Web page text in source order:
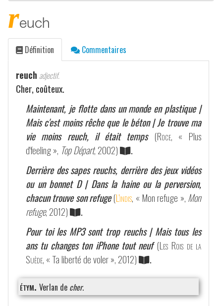
reuch
Définition Commentaires
reuch adjectif.
Cher, coûteux.
Maintenant, je flotte dans un monde en plastique |
Mais c'est moins rêche que le béton | Je trouve ma
vie moins reuch, il était temps (Roce, « Plus
d'feeling », Top Départ, 2002)
.
Derrière des sapes reuchs, derrière des jeux vidéos
ou un bonnet D | Dans la haine ou la perversion,
chacun trouve son refuge (L'indis, « Mon refuge », Mon
refuge, 2012)
.
Pour toi les MP3 sont trop reuchs | Mais tous les
ans tu changes ton iPhone tout neuf (Les Rois de la
Suède, « Ta liberté de voler », 2012)
.
étym. Verlan de cher.